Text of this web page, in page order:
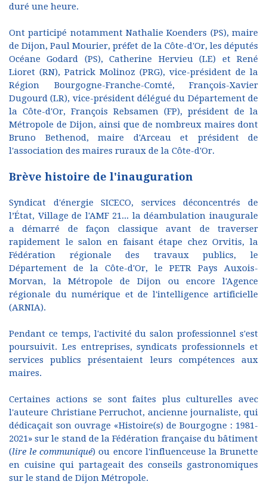
duré une heure.
Ont participé notamment Nathalie Koenders (PS), maire
de Dijon, Paul Mourier, préfet de la Côte-d'Or, les députés
Océane Godard (PS), Catherine Hervieu (LE) et René
Lioret (RN), Patrick Molinoz (PRG), vice-président de la
Région Bourgogne-Franche-Comté, François-Xavier
Dugourd (LR), vice-président délégué du Département de
la Côte-d'Or, François Rebsamen (FP), président de la
Métropole de Dijon, ainsi que de nombreux maires dont
Bruno Bethenod, maire d'Arceau et président de
l'association des maires ruraux de la Côte-d'Or.
Brève histoire de l'inauguration
Syndicat d'énergie SICECO, services déconcentrés de
l’État, Village de l'AMF 21... la déambulation inaugurale
a démarré de façon classique avant de traverser
rapidement le salon en faisant étape chez Orvitis, la
Fédération régionale des travaux publics, le
Département de la Côte-d'Or, le PETR Pays Auxois-
Morvan, la Métropole de Dijon ou encore l'Agence
régionale du numérique et de l'intelligence artificielle
(ARNIA).
Pendant ce temps, l'activité du salon professionnel s'est
poursuivit. Les entreprises, syndicats professionnels et
services publics présentaient leurs compétences aux
maires.
Certaines actions se sont faites plus culturelles avec
l'auteure Christiane Perruchot, ancienne journaliste, qui
dédicaçait son ouvrage «Histoire(s) de Bourgogne : 1981-
2021» sur le stand de la Fédération française du bâtiment
(lire le communiqué) ou encore l'influenceuse la Brunette
en cuisine qui partageait des conseils gastronomiques
sur le stand de Dijon Métropole.